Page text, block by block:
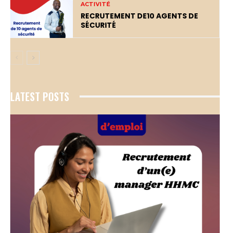
ACTIVITÉ
RECRUTEMENT DE10 AGENTS DE
SÉCURITÉ
LATEST POSTS